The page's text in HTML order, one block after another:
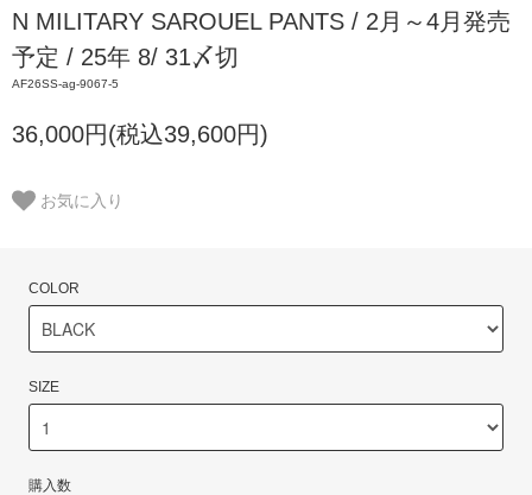
N MILITARY SAROUEL PANTS / 2月～4月発売
予定 / 25年 8/ 31〆切
AF26SS-ag-9067-5
36,000円(税込39,600円)
お気に入り
COLOR
SIZE
購入数